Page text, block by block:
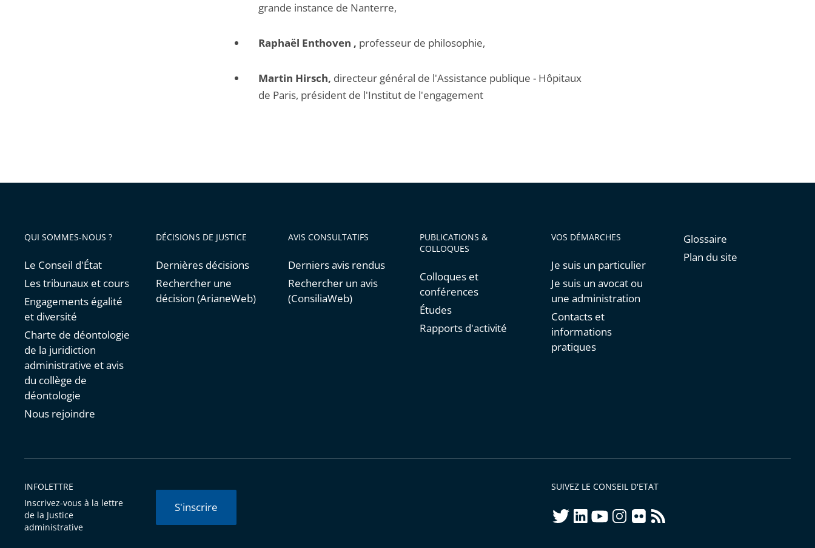
grande instance de Nanterre,
Raphaël Enthoven , professeur de philosophie,
Martin Hirsch, directeur général de l'Assistance publique - Hôpitaux
de Paris, président de l'Institut de l'engagement
QUI SOMMES-NOUS ?
Le Conseil d'État
Les tribunaux et cours
Engagements égalité
et diversité
Charte de déontologie
de la juridiction
administrative et avis
du collège de
déontologie
Nous rejoindre
DÉCISIONS DE JUSTICE
Dernières décisions
Rechercher une
décision (ArianeWeb)
AVIS CONSULTATIFS
Derniers avis rendus
Rechercher un avis
(ConsiliaWeb)
PUBLICATIONS &
COLLOQUES
Colloques et
conférences
Études
Rapports d'activité
VOS DÉMARCHES
Je suis un particulier
Je suis un avocat ou
une administration
Contacts et
informations
pratiques
Glossaire
Plan du site
INFOLETTRE
Inscrivez-vous à la lettre
de la Justice
administrative
S'inscrire
SUIVEZ LE CONSEIL D'ETAT
twitterlinkedInyoutubeinstagram
flickrrss